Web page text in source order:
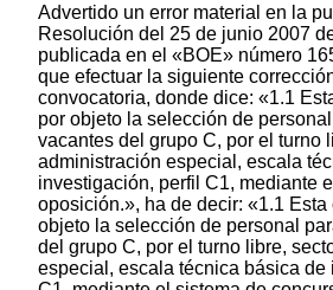
Advertido un error material en la
Resolución del 25 de junio 2007
publicada en el «BOE» número
que efectuar la siguiente
convocatoria, donde dice: «1.1
por objeto la selección de
vacantes del grupo C, por el turno
administración especial, escala
investigación, perfil C1, mediante
oposición.», ha de decir: «1.1
objeto la selección de personal
del grupo C, por el turno libre,
especial, escala técnica básica de